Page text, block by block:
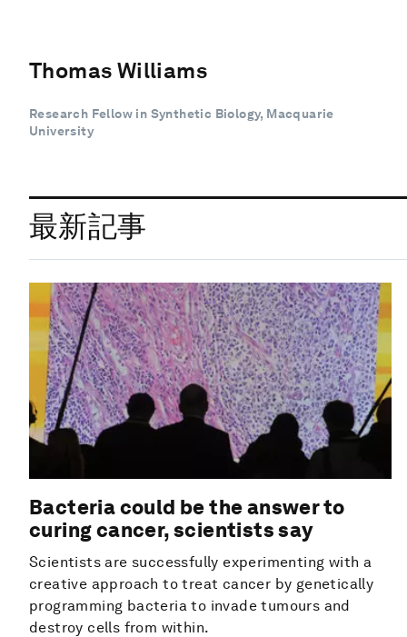
Thomas Williams
Research Fellow in Synthetic Biology, Macquarie
University
最新記事
Bacteria could be the answer to
curing cancer, scientists say
Scientists are successfully experimenting with a
creative approach to treat cancer by genetically
programming bacteria to invade tumours and
destroy cells from within.